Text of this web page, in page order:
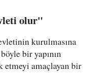
olur"
kurulmasına
bir yapının
etmeyi amaçlayan bir